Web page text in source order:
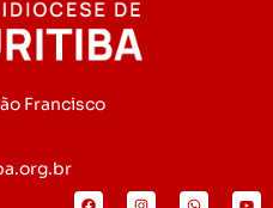
Francisco